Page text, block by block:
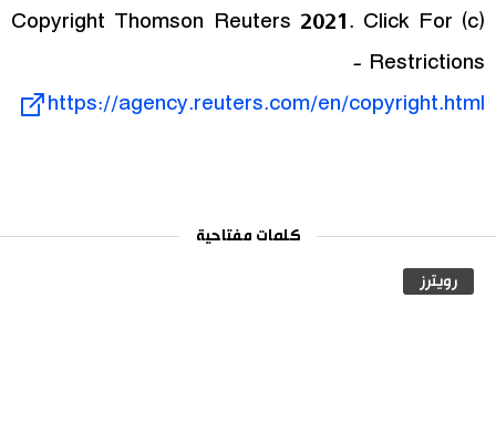
ثقافة
(c) Copyright Thomson Reuters 2021. Click For
Restrictions -
https://agency.reuters.com/en/copyright.html
كلمات مفتاحية
رويترز